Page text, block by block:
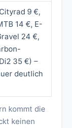
9 €,
14 €, E-
24 €,
35 €) –
deutlich
kommt die
keinen